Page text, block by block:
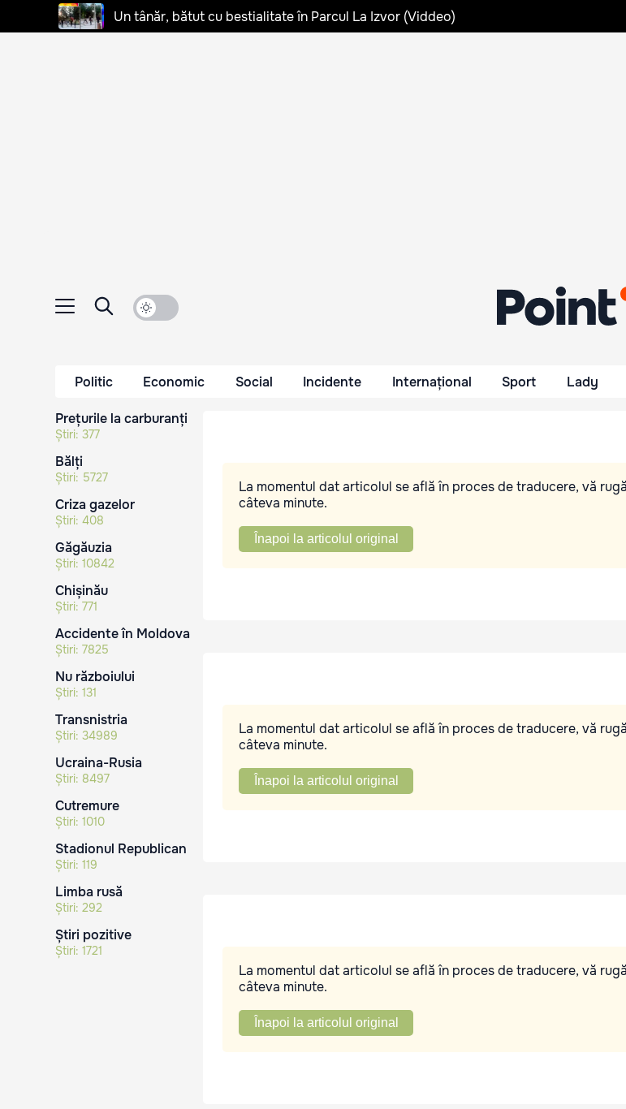
Un tânăr, bătut cu bestialitate în Parcul La Izvor (Viddeo)
Politic Economic Social Incidente Internațional Sport Lady
Prețurile la carburanți
Știri: 377
Bălți
Știri: 5727
Criza gazelor
Știri: 408
Găgăuzia
Știri: 10842
Chișinău
Știri: 771
Accidente în Moldova
Știri: 7825
Nu războiului
Știri: 131
Transnistria
Știri: 34989
Ucraina-Rusia
Știri: 8497
Cutremure
Știri: 1010
Stadionul Republican
Știri: 119
Limba rusă
Știri: 292
Știri pozitive
Știri: 1721
La momentul dat articolul se află în proces de traducere, vă
câteva minute.
Înapoi la articolul original
La momentul dat articolul se află în proces de traducere, vă
câteva minute.
Înapoi la articolul original
La momentul dat articolul se află în proces de traducere, vă
câteva minute.
Înapoi la articolul original